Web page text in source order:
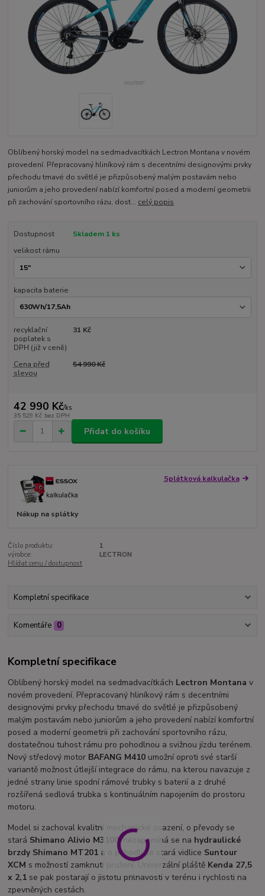
Oblíbený horský model na sedmadvacítkách Lectron Montana v novém
provedení. Přepracovaný hliníkový rám s decentními designovými prvky
přechodu tmavé do světlé je přizpůsobený malým postavám nebo
juniorům a jeho provedení nabízí komfortní posed a moderní geometrii
při zachování sportovního rázu, dost... celý popis
Dostupnost
Skladem 1 ks
velikost rámu
kapacita baterie
recyklační
poplatek s
DPH (již v ceně)
31 Kč
Cena před
slevou
54 990 Kč
42 990 Kč/ks
35 529 Kč bez DPH
Přidat do košíku
Splátková kalkulačka
Nákup na splátky
Číslo produktu:
1
výrobce:
LECTRON
Hlídat cenu / dostupnost
Kompletní specifikace
Komentáře 0
Kompletní specifikace
Oblíbený horský model na sedmadvacítkách Lectron Montanav
novém provedení. Přepracovaný hliníkový rám s decentními
designovými prvky přechodu tmavé do světlé je přizpůsobený
malým postavám nebo juniorům a jeho provedení nabízí komfortní
posed a moderní geometrii při zachování sportovního rázu,
dostatečnou tuhost rámu pro pohodlnou a svižnou jízdu terénem.
Nový středový motor BAFANG M410 umožní oproti své starší
variantě možnost útlejší integrace do rámu, na kterou navazuje z
jedné strany linie spodní rámové trubky s baterií a z druhé
rozšířená sedlová trubka s kontinuálním napojením do prostoru
motoru.
Model si zachoval kvalitní mechanické osazení, o převody se
stará Shimano Alivio M3100, nezapomíná se na hydraulické
brzdy Shimano MT201 a o pohodlí se stará vidlice Suntour
XCM s možností zamknutí pružení. Univerzální pláště Kenda 27,5
x 2,1 se pak postarají o jistotu přilnavosti v terénu i rychlosti na
zpevněných cestách.